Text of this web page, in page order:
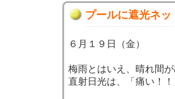
プールに遮光ネ
６月１９日（金）
梅雨とはいえ、晴れ間
直射日光は、「痛い！